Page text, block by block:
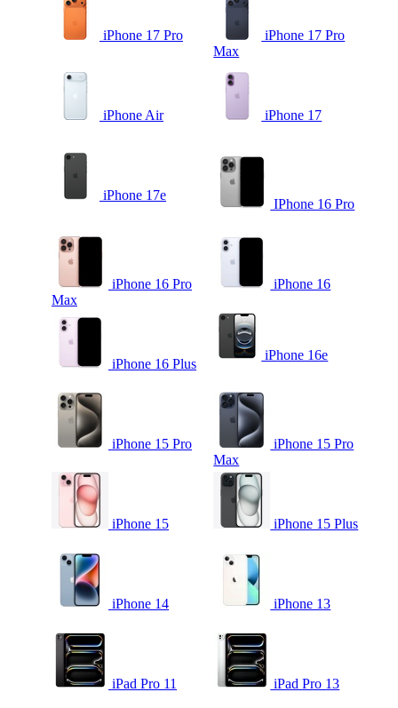
iPhone 17 Pro
iPhone 17 Pro
Max
iPhone Air iPhone 17
iPhone 17e
IPhone 16 Pro
iPhone 16 Pro
Max
iPhone 16
iPhone 16 Plus
iPhone 16e
iPhone 15 Pro
iPhone 15 Pro
Max
iPhone 15 iPhone 15 Plus
iPhone 14 iPhone 13
iPad Pro 11 iPad Pro 13